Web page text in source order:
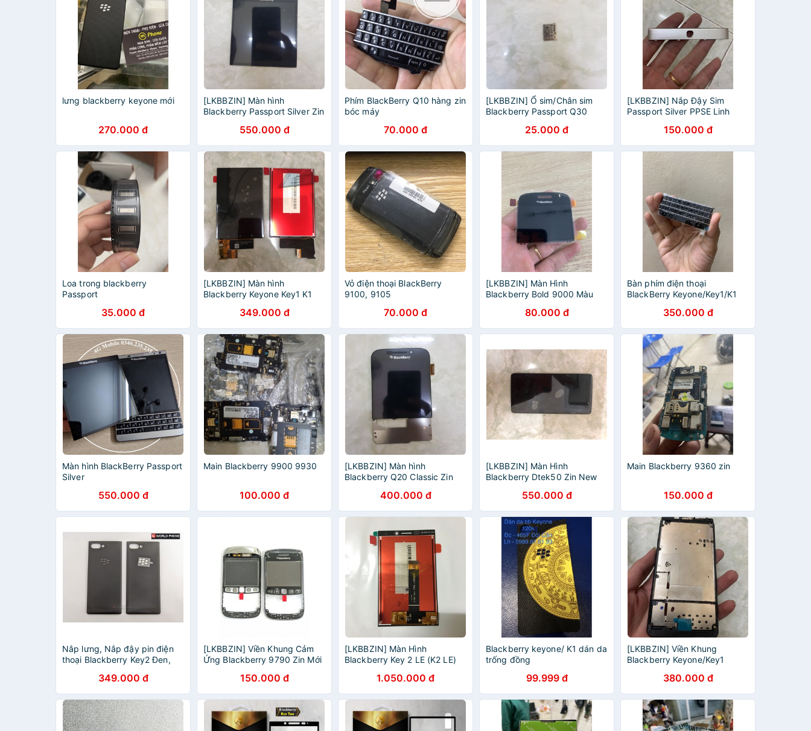
lưng blackberry keyone mới
270.000 đ
[LKBBZIN] Màn hình
Blackberry Passport Silver Zin
550.000 đ
Phím BlackBerry Q10 hàng zin
bóc máy
70.000 đ
[LKBBZIN] Ổ sim/Chân sim
Blackberry Passport Q30
25.000 đ
[LKBBZIN] Nắp Đậy Sim
Passport Silver PPSE Linh
150.000 đ
Loa trong blackberry
Passport
35.000 đ
[LKBBZIN] Màn hình
Blackberry Keyone Key1 K1
349.000 đ
Vỏ điện thoại BlackBerry
9100, 9105
70.000 đ
[LKBBZIN] Màn Hình
Blackberry Bold 9000 Màu
80.000 đ
Bàn phím điện thoại
BlackBerry Keyone/Key1/K1
350.000 đ
Màn hình BlackBerry Passport
Silver
550.000 đ
Main Blackberry 9900 9930
100.000 đ
[LKBBZIN] Màn hình
Blackberry Q20 Classic Zin
400.000 đ
[LKBBZIN] Màn Hình
Blackberry Dtek50 Zin New
550.000 đ
Main Blackberry 9360 zin
150.000 đ
Nắp lưng, Nắp đậy pin điện
thoại Blackberry Key2 Đen,
349.000 đ
[LKBBZIN] Viền Khung Cảm
Ứng Blackberry 9790 Zin Mới
150.000 đ
[LKBBZIN] Màn Hình
Blackberry Key 2 LE (K2 LE)
1.050.000 đ
Blackberry keyone/ K1 dán da
trống đồng
99.999 đ
[LKBBZIN] Viền Khung
Blackberry Keyone/Key1
380.000 đ